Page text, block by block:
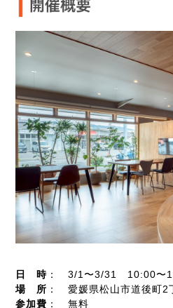
日 時 ： 3/1〜3/31 10:00〜
場 所 ： 愛媛県松山市道後町2
参加費 ： 無料